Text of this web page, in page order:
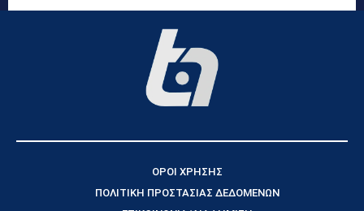
ΟΡΟΙ ΧΡΗΣΗΣ
ΠΟΛΙΤΙΚΗ ΠΡΟΣΤΑΣΙΑΣ ΔΕΔΟΜΕΝΩΝ